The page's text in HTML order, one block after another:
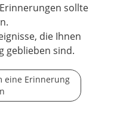
sollte
die Ihnen
geblieben sind.
eine Erinnerung